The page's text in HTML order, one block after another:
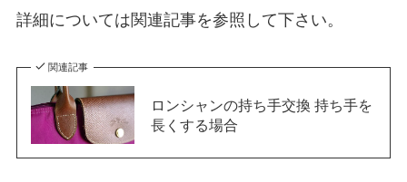
詳細については関連記事を参照して下さい。
関連記事
ロンシャンの持ち手交換 持ち手を
長くする場合